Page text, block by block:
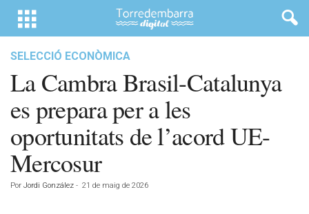
SELECCIÓ ECONÒMICA
La Cambra Brasil-Catalunya
es prepara per a les
oportunitats de l’acord UE-
Mercosur
Por Jordi González - 21 de maig de 2026